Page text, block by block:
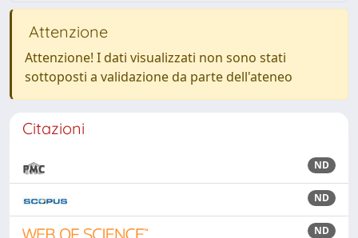
Attenzione
Attenzione! I dati visualizzati non sono stati
sottoposti a validazione da parte dell'ateneo
Citazioni
ND
ND
ND